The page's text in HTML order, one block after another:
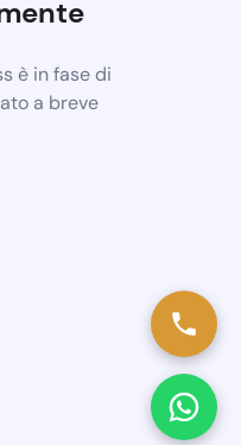
è in fase di
a breve